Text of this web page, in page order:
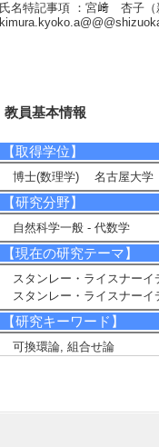
氏名特記事項 ：宮﨑 杏子（
教員基本情報
【取得学位】
博士(数理学) 名古屋大
【研究分野】
自然科学一般 - 代数学
【現在の研究テーマ】
スタンレー・ライスナーイ
スタンレー・ライスナーイ
【研究キーワード】
可換環論, 組合せ論